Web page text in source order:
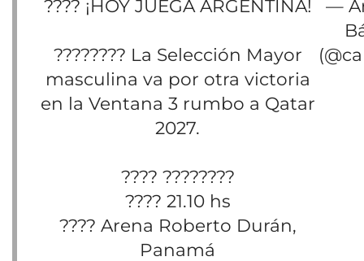
???? ¡HOY JUEGA ARGENTINA!
???????? La Selección Mayor
masculina va por otra victoria
en la Ventana 3 rumbo a Qatar
2027.
???? ????????
???? 21.10 hs
????️ Arena Roberto Durán,
Panamá
—